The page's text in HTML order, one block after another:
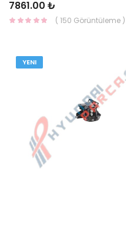
7861.00 ₺
( 150 Görüntüleme )
YENI